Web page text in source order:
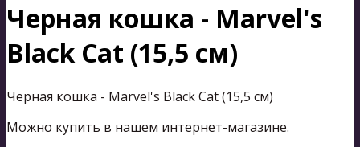
Черная кошка - Marvel's
Black Cat (15,5 см)
Черная кошка - Marvel's Black Cat (15,5 см)
Можно купить в нашем интернет-магазине.